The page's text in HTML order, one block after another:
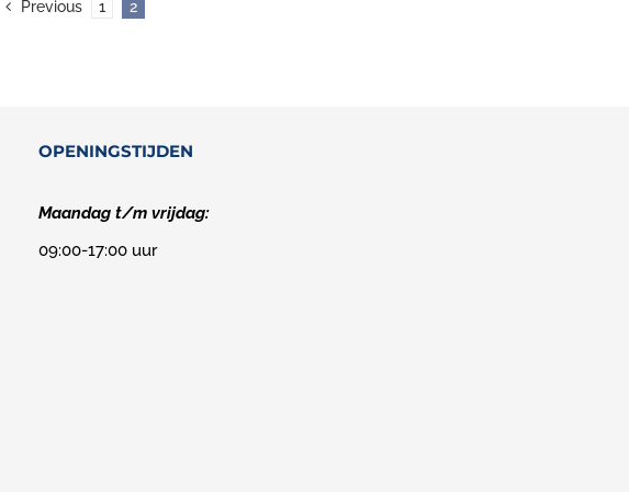
Previous 1 2
OPENINGSTIJDEN
Maandag t/m vrijdag:
09:00-17:00 uur